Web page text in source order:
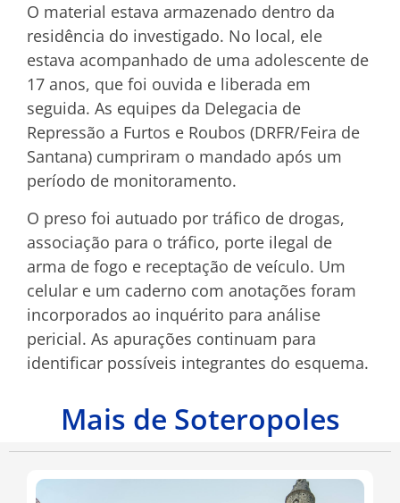
O material estava armazenado dentro da
residência do investigado. No local, ele
estava acompanhado de uma adolescente de
17 anos, que foi ouvida e liberada em
seguida. As equipes da Delegacia de
Repressão a Furtos e Roubos (DRFR/Feira de
Santana) cumpriram o mandado após um
período de monitoramento.
O preso foi autuado por tráfico de drogas,
associação para o tráfico, porte ilegal de
arma de fogo e receptação de veículo. Um
celular e um caderno com anotações foram
incorporados ao inquérito para análise
pericial. As apurações continuam para
identificar possíveis integrantes do esquema.
Mais de Soteropoles